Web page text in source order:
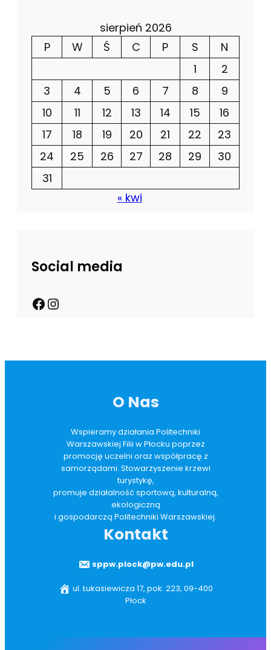
sierpień 2026
P
W Ś C P S
N
1
2
3
4 5 6 7 8
9
10
11 12 13 14 15
16
17
18 19 20 21 22
23
24
25 26 27 28 29
30
31
« kwi
Social media
O Nas
Wspieramy działania Politechniki
Warszawskiej Filii w Płocku poprzez
promocję uczelni oraz współpracę z
samorządami. Stowarzyszenie krzewi
turystykę,
promuje działalność sportową, kulturalną,
ekologiczną
i gospodarczą Politechniki Warszawskiej.
Kontakt
sppw.plock@pw.edu.pl
ul. Łukasiewicza 17, pok. 223, 09-400
Płock